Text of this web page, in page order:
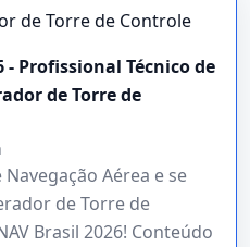
- Profissional Técnico de
de Torre de
Aérea e se
de Torre de
Brasil 2026! Conteúdo